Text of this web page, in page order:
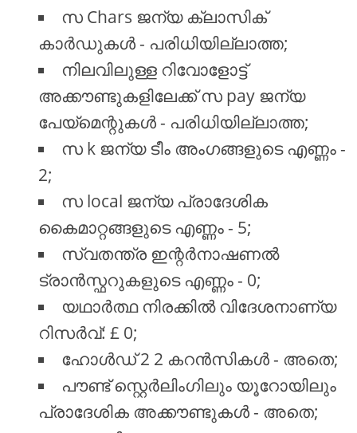
സ Chars ജന്യ ക്ലാസിക്
കാർഡുകൾ - പരിധിയില്ലാത്ത;
നിലവിലുള്ള റിവോളോട്ട്
അക്കൗണ്ടുകളിലേക്ക് സ pay ജന്യ
പേയ്മെന്റുകൾ - പരിധിയില്ലാത്ത;
സ k ജന്യ ടീം അംഗങ്ങളുടെ എണ്ണം -
2;
സ local ജന്യ പ്രാദേശിക
കൈമാറ്റങ്ങളുടെ എണ്ണം - 5;
സ്വതന്ത്ര ഇന്റർനാഷണൽ
ട്രാൻസ്ഫറുകളുടെ എണ്ണം - 0;
യഥാർത്ഥ നിരക്കിൽ വിദേശനാണ്യ
റിസർവ്: £ 0;
ഹോൾഡ് 2 2 കറൻസികൾ - അതെ;
പൗണ്ട് സ്റ്റെർലിംഗിലും യൂറോയിലും
പ്രാദേശിക അക്കൗണ്ടുകൾ - അതെ;